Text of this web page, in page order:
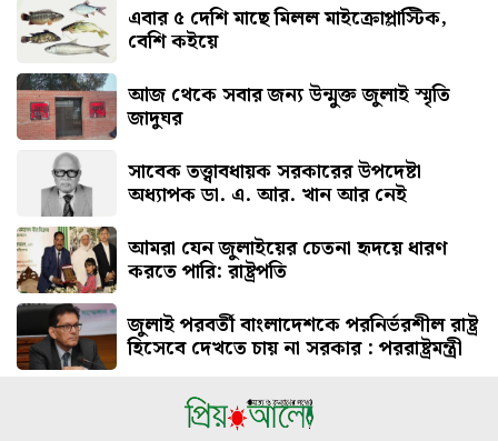
এবার ৫ দেশি মাছে মিলল মাইক্রোপ্লাস্টিক,
বেশি কইয়ে
আজ থেকে সবার জন্য উন্মুক্ত জুলাই স্মৃতি
জাদুঘর
সাবেক তত্ত্বাবধায়ক সরকারের উপদেষ্টা
অধ্যাপক ডা. এ. আর. খান আর নেই
আমরা যেন জুলাইয়ের চেতনা হৃদয়ে ধারণ
করতে পারি: রাষ্ট্রপতি
জুলাই পরবর্তী বাংলাদেশকে পরনির্ভরশীল রাষ্ট্র
হিসেবে দেখতে চায় না সরকার : পররাষ্ট্রমন্ত্রী